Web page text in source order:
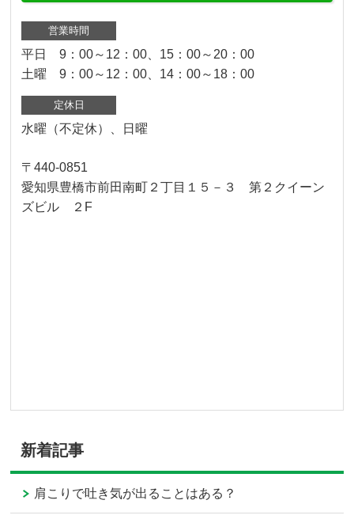
営業時間
平日 9：00～12：00、15：00～20：00
土曜 9：00～12：00、14：00～18：00
定休日
水曜（不定休）、日曜
〒440-0851
愛知県豊橋市前田南町２丁目１５－３ 第２クイーン
ズビル ２F
新着記事
肩こりで吐き気が出ることはある？